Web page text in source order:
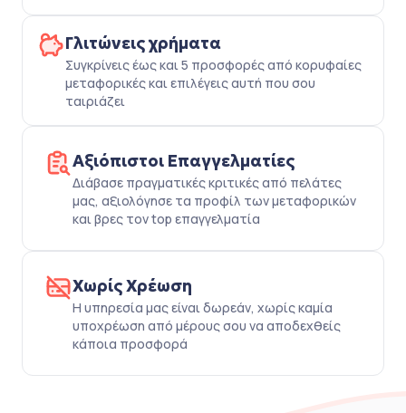
Γλιτώνεις χρήματα
Συγκρίνεις έως και 5 προσφορές από κορυφαίες
μεταφορικές και επιλέγεις αυτή που σου
ταιριάζει
Αξιόπιστοι Επαγγελματίες
Διάβασε πραγματικές κριτικές από πελάτες
μας, αξιολόγησε τα προφίλ των μεταφορικών
και βρες τον top επαγγελματία
Χωρίς Χρέωση
Η υπηρεσία μας είναι δωρεάν, χωρίς καμία
υποχρέωση από μέρους σου να αποδεχθείς
κάποια προσφορά